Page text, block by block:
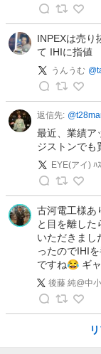
o
s
a
の
投
稿
う
ん
う
稿
INPEXは売り
て IHIに指値
うんうむ @
E
Y
E
ｽ
返信先: @
最近、業績ア
ジストンでも
EYE(アイ) ﾊ
後
古河電工様あ
と目を離した
いただきまし
ったのでIHI
ですね😂 ギ